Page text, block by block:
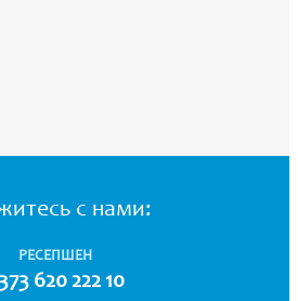
с нами:
РЕСЕПШЕН
620 222 10